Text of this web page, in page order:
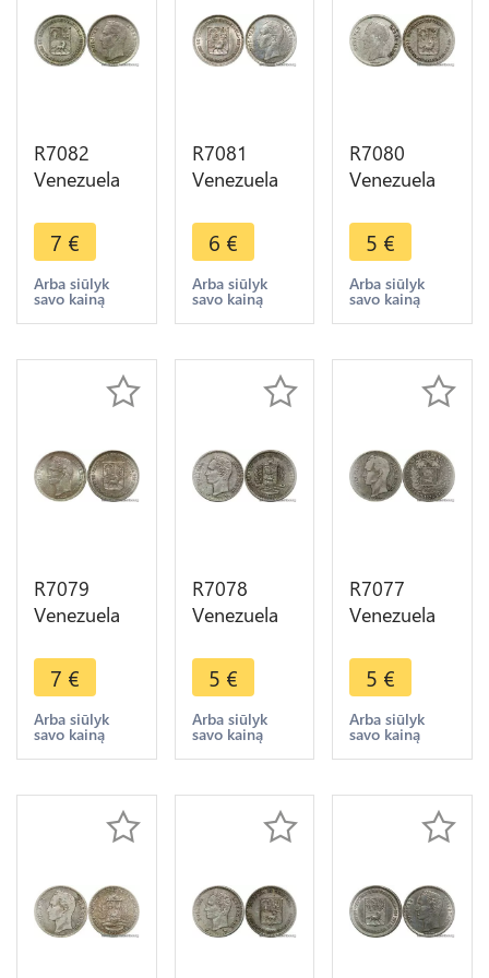
R7082
Venezuela
Centimos
1954 Silver
AU -> Make
offer
7 €
Arba siūlyk
savo kainą
R7081
Venezuela
Centimos
1954 Silver
AU -> Make
offer
6 €
Arba siūlyk
savo kainą
R7080
Venezuela
Centimos
1954 Silver
-> Make
offer
5 €
Arba siūlyk
savo kainą
R7079
Venezuela
Centimos
1954 Silver
AU -> Make
offer
7 €
Arba siūlyk
savo kainą
R7078
Venezuela
1960 Paris
Silver ->
Make offer
5 €
Arba siūlyk
savo kainą
R7077
Venezuela
1936 Barre
Philadelphia
Silver ->
Make offer
5 €
Arba siūlyk
savo kainą